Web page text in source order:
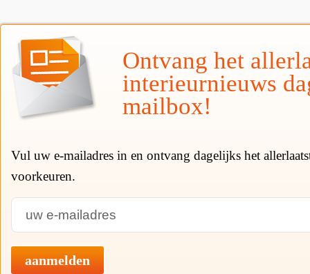
Ontvang het
interieurnieuws
mailbox!
Vul uw e-mailadres in en ontvang dagelijks het
voorkeuren.
aanmelden